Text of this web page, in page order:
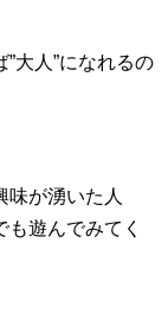
大人”になれるの
味が湧いた人
遊んでみてく